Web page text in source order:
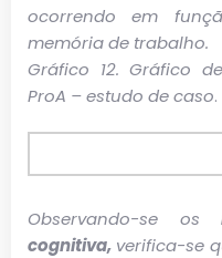
ocorrendo em
memória de trabalho.
Gráfico 12.Gráfico
ProA – estudo de caso.
Observando-se os
cognitiva, verifica-se